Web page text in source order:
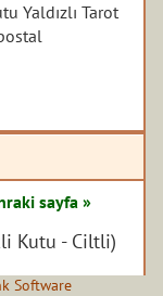
Yaldızlı Tarot
sayfa »
Kutu - Ciltli)
Yayınları
Software